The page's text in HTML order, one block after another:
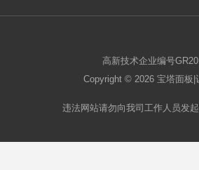
高新技术企业编号
Copyright © 2026 宝塔面板
违法网站请勿向我司工作人员发